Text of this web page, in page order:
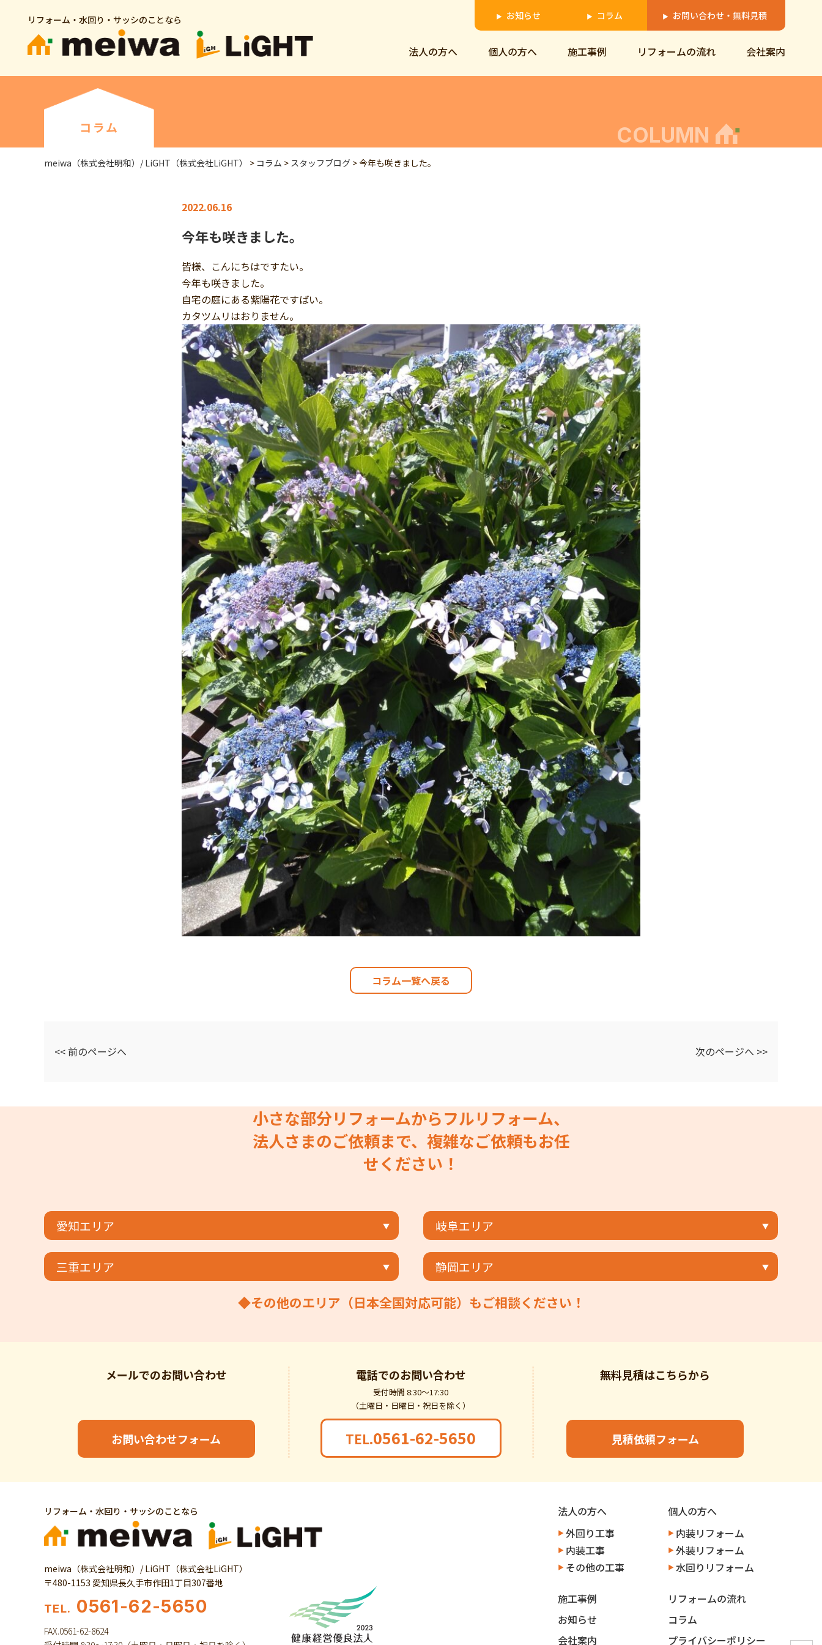
リフォーム・水回り・サッシのことなら ▶ お知らせ ▶ コラム ▶ お問い合わせ・無料見積
法人の方へ 個人の方へ 施工事例 リフォームの流れ 会社案内
コラム COLUMN
meiwa（株式会社明和）/ LiGHT（株式会社LiGHT） > コラム > スタッフブログ >今年も咲きました。
2022.06.16
今年も咲きました。
皆様、こんにちはですたい。
今年も咲きました。
自宅の庭にある紫陽花ですばい。
カタツムリはおりません。
コラム一覧へ戻る
<< 前のページへ 次のページへ >>
小さな部分リフォームからフルリフォーム、
法人さまのご依頼まで、複雑なご依頼もお任
せください！
愛知エリア 岐阜エリア
三重エリア 静岡エリア
◆その他のエリア（日本全国対応可能）もご相談ください！
メールでのお問い合わせ
お問い合わせフォーム
電話でのお問い合わせ
受付時間 8:30～17:30
（土曜日・日曜日・祝日を除く）
TEL.0561-62-5650
無料見積はこちらから
見積依頼フォーム
リフォーム・水回り・サッシのことなら
meiwa（株式会社明和）/ LiGHT（株式会社LiGHT）
〒480-1153 愛知県長久手市作田1丁目307番地
TEL. 0561-62-5650
FAX.0561-62-8624
法人の方へ
外回り工事
内装工事
その他の工事
個人の方へ
内装リフォーム
外装リフォーム
水回りリフォーム
施工事例
リフォームの流れ
お知らせ
コラム
会社案内
プライバシーポリシー